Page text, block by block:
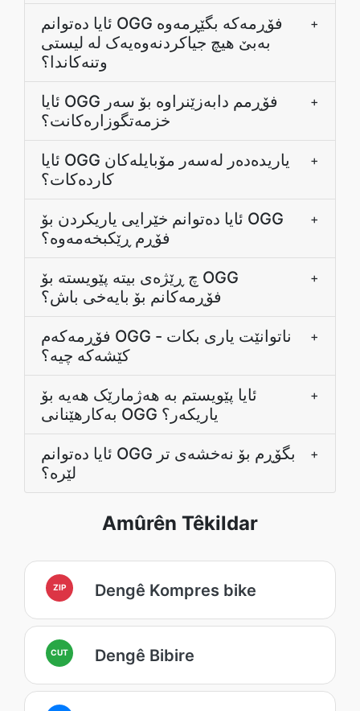
ئایا دەتوانم OGG فۆڕمەکە بگێڕمەوە
بەبێ هیچ جیاکردنەوەیەک لە لیستی
وتنەکاندا؟
+
ئایا OGG فۆڕمم دابەزێنراوە بۆ سەر
خزمەتگوزارەکانت؟
+
ئایا OGG یاریدەدەر لەسەر مۆبایلەکان
کاردەکات؟
+
ئایا دەتوانم خێرایی یاریکردن بۆ OGG
فۆڕم ڕێکبخەمەوە؟
+
چ ڕێژەی بیتە پێویسته بۆ OGG
فۆڕمەکانم بۆ بایەخی باش؟
+
فۆڕمەکەم OGG ناتوانێت یاری بکات -
کێشەکە چیە؟
+
ئایا پێویستم بە هەژمارێک هەیە بۆ
بەکارهێنانی OGG یاریکەر؟
+
ئایا دەتوانم OGG بگۆڕم بۆ نەخشەی تر
لێرە؟
+
Amûrên Têkildar
ZIP Dengê Kompres bike
CUT Dengê Bibire